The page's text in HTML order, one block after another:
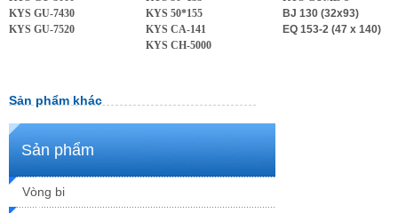
KYS GU-7430
KYS GU-7520
KYS 50*155
KYS CA-141
KYS CH-5000
BJ 130 (32x93)
EQ 153-2 (47 x 140)
Sản phẩm khác
Sản phẩm
Vòng bi